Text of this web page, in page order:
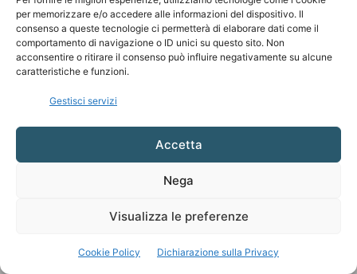
per memorizzare e/o accedere alle informazioni del dispositivo. Il
consenso a queste tecnologie ci permetterà di elaborare dati come il
comportamento di navigazione o ID unici su questo sito. Non
acconsentire o ritirare il consenso può influire negativamente su alcune
caratteristiche e funzioni.
Gestisci servizi
Accetta
Nega
Visualizza le preferenze
Cookie Policy Dichiarazione sulla Privacy